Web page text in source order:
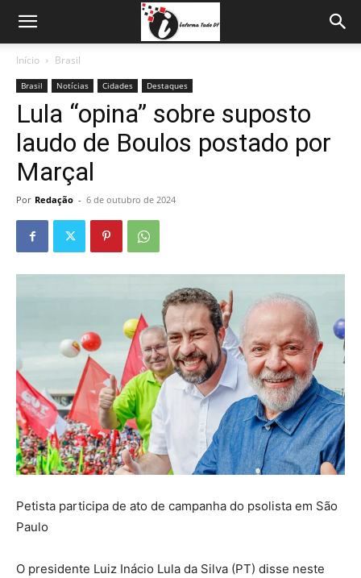
Início Brasil
Brasil Notícias Cidades Destaques
Lula “opina” sobre suposto
laudo de Boulos postado por
Marçal
Por Redação - 6 de outubro de 2024
Petista participa de ato de campanha do psolista em São
Paulo
O presidente Luiz Inácio Lula da Silva (PT) disse neste